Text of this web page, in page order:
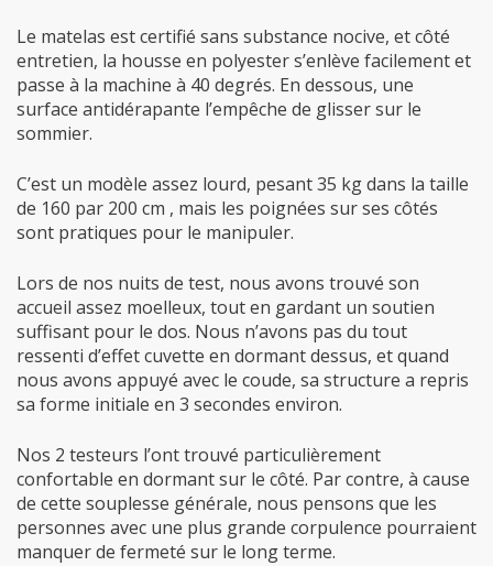
Le matelas est certifié sans substance nocive, et côté
entretien, la housse en polyester s’enlève facilement et
passe à la machine à 40 degrés. En dessous, une
surface antidérapante l’empêche de glisser sur le
sommier.
C’est un modèle assez lourd, pesant 35 kg dans la taille
de 160 par 200 cm , mais les poignées sur ses côtés
sont pratiques pour le manipuler.
Lors de nos nuits de test, nous avons trouvé son
accueil assez moelleux, tout en gardant un soutien
suffisant pour le dos. Nous n’avons pas du tout
ressenti d’effet cuvette en dormant dessus, et quand
nous avons appuyé avec le coude, sa structure a repris
sa forme initiale en 3 secondes environ.
Nos 2 testeurs l’ont trouvé particulièrement
confortable en dormant sur le côté. Par contre, à cause
de cette souplesse générale, nous pensons que les
personnes avec une plus grande corpulence pourraient
manquer de fermeté sur le long terme.